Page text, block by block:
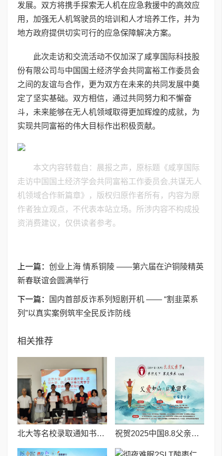
发展。双方将携手探索无人机在应急救援中的高效应
用，加强无人机驾驶员的培训和人才培养工作，并为
地方政府提供切实可行的应急保障解决方案。
此次走访和交流活动不仅加深了咸享国际科技股
份有限公司与中国国土经济学会共同富裕工作委员会
之间的友谊与合作，更为双方在未来的共同发展中奠
定了坚实基础。双方相信，通过共同努力和不懈奋
斗，未来能够在无人机领域取得更加辉煌的成就，为
实现共同富裕的伟大目标作出积极贡献。
本文内容转载自：晨报之声，原标题《咸享国际
走访中国国土经济学会共同富裕工作委员会,共谋无人
机领域合作新篇章》，版权归原作者所有，内容为原
作者独立观点，不代表本站立场。所涉内容不构成投
资消费建议，仅供读者参考。
上一篇： 创业上海 情系铜陵 ——第六届在沪铜陵精英
新春联谊会圆满举行
下一篇：
国内首部反诈系列短剧开机 —— “割韭菜系
列”以真实案例筑牢全民反诈防线
相关推荐
北大等名校录取通知书送达仪式在喀什市特区实验学校暖心举行 祝贺2025中国8.8父亲节“孝行天下家风传承”论坛暨祈福音乐会圆满成功